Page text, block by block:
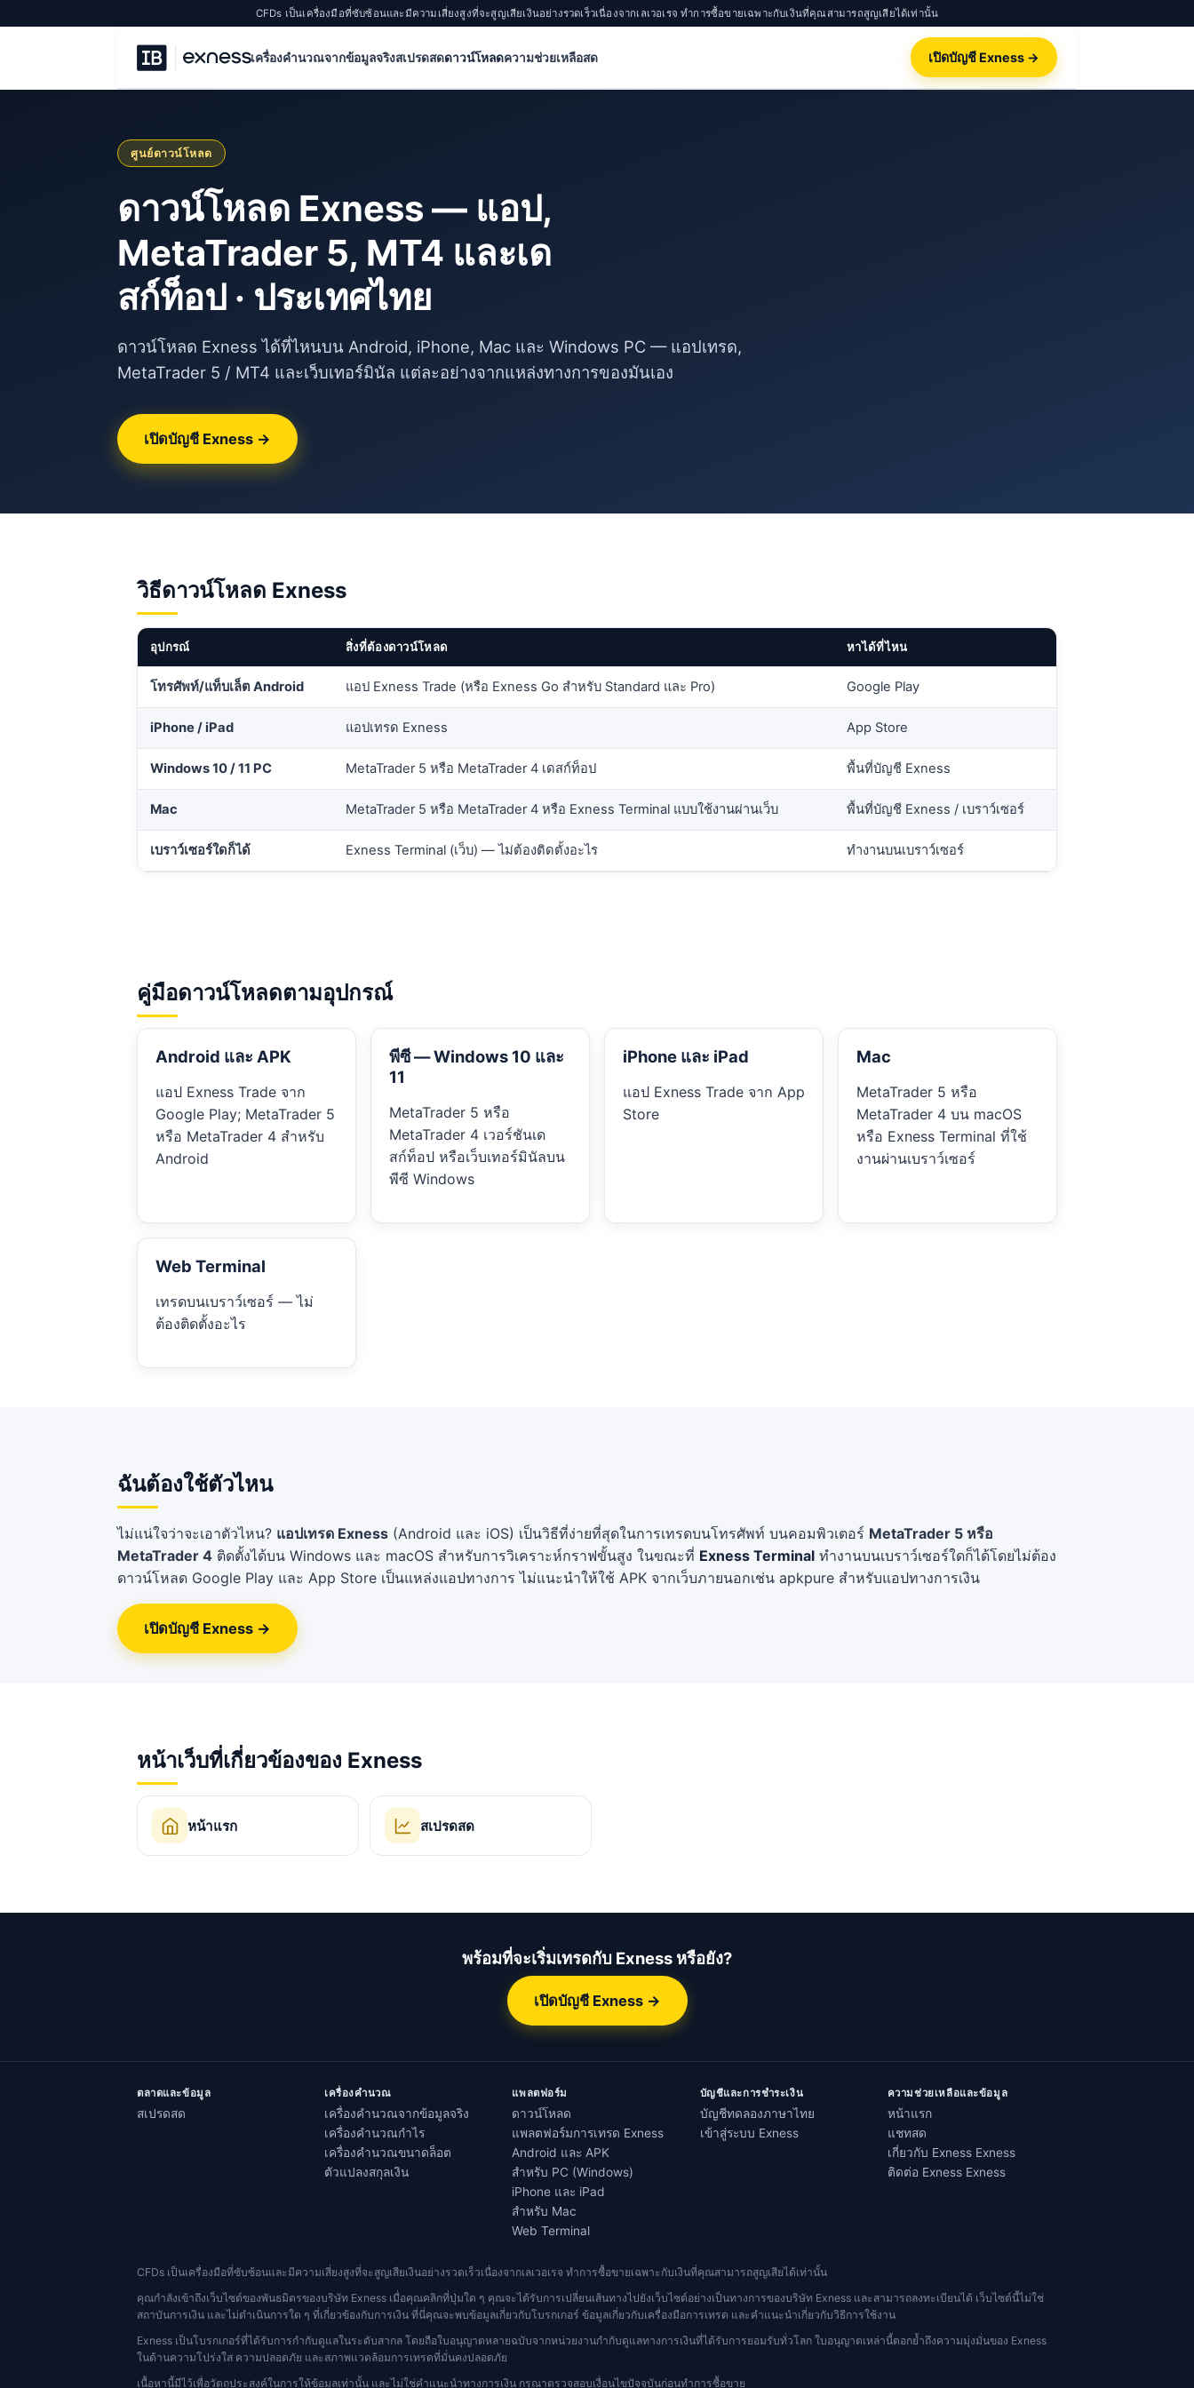
CFDs เป็นเครื่องมือที่ซับซ้อนและมีความเสี่ยงสูงที่จะสูญเสียเงินอย่างรวดเร็วเนื่องจากเลเวอเรจ ทำการซื้อขายเฉพาะกับเงินที่คุณสามารถสูญเสียได้เท่านั้น
เครื่องคำนวณจากข้อมูลจริงสเปรดสดดาวน์โหลดความช่วยเหลือสด เปิดบัญชี Exness →
ศูนย์ดาวน์โหลด
ดาวน์โหลด Exness — แอป,
MetaTrader 5, MT4 และเด
สก์ท็อป · ประเทศไทย
ดาวน์โหลด Exness ได้ที่ไหนบน Android, iPhone, Mac และ Windows PC — แอปเทรด,
MetaTrader 5 / MT4 และเว็บเทอร์มินัล แต่ละอย่างจากแหล่งทางการของมันเอง
เปิดบัญชี Exness →
วิธีดาวน์โหลด Exness
อุปกรณ์ สิ่งที่ต้องดาวน์โหลด หาได้ที่ไหน
โทรศัพท์/แท็บเล็ต Android แอป Exness Trade (หรือ Exness Go สำหรับ Standard และ Pro) Google Play
iPhone / iPad แอปเทรด Exness App Store
Windows 10 / 11 PC MetaTrader 5 หรือ MetaTrader 4 เดสก์ท็อป พื้นที่บัญชี Exness
Mac MetaTrader 5 หรือ MetaTrader 4 หรือ Exness Terminal แบบใช้งานผ่านเว็บ พื้นที่บัญชี Exness / เบราว์เซอร์
เบราว์เซอร์ใดก็ได้ Exness Terminal (เว็บ) — ไม่ต้องติดตั้งอะไร ทำงานบนเบราว์เซอร์
คู่มือดาวน์โหลดตามอุปกรณ์
Android และ APK
แอป Exness Trade จาก
Google Play; MetaTrader 5
หรือ MetaTrader 4 สำหรับ
Android
พีซี — Windows 10 และ
11
MetaTrader 5 หรือ
MetaTrader 4 เวอร์ชันเด
สก์ท็อป หรือเว็บเทอร์มินัลบน
พีซี Windows
iPhone และ iPad
แอป Exness Trade จาก App
Store
Mac
MetaTrader 5 หรือ
MetaTrader 4 บน macOS
หรือ Exness Terminal ที่ใช้
งานผ่านเบราว์เซอร์
Web Terminal
เทรดบนเบราว์เซอร์ — ไม่
ต้องติดตั้งอะไร
ฉันต้องใช้ตัวไหน
ไม่แน่ใจว่าจะเอาตัวไหน? แอปเทรด Exness (Android และ iOS) เป็นวิธีที่ง่ายที่สุดในการเทรดบนโทรศัพท์ บนคอมพิวเตอร์ MetaTrader 5 หรือ
MetaTrader 4 ติดตั้งได้บน Windows และ macOS สำหรับการวิเคราะห์กราฟขั้นสูง ในขณะที่ Exness Terminal ทำงานบนเบราว์เซอร์ใดก็ได้โดยไม่ต้อง
ดาวน์โหลด Google Play และ App Store เป็นแหล่งแอปทางการ ไม่แนะนำให้ใช้ APK จากเว็บภายนอกเช่น apkpure สำหรับแอปทางการเงิน
เปิดบัญชี Exness →
หน้าเว็บที่เกี่ยวข้องของ Exness
หน้าแรก สเปรดสด
พร้อมที่จะเริ่มเทรดกับ Exness หรือยัง?
เปิดบัญชี Exness →
ตลาดและข้อมูล
สเปรดสด
เครื่องคำนวณ
เครื่องคำนวณจากข้อมูลจริง
เครื่องคำนวณกำไร
เครื่องคำนวณขนาดล็อต
ตัวแปลงสกุลเงิน
แพลตฟอร์ม
ดาวน์โหลด
แพลตฟอร์มการเทรด Exness
Android และ APK
สำหรับ PC (Windows)
iPhone และ iPad
สำหรับ Mac
Web Terminal
บัญชีและการชำระเงิน
บัญชีทดลองภาษาไทย
เข้าสู่ระบบ Exness
ความช่วยเหลือและข้อมูล
หน้าแรก
แชทสด
เกี่ยวกับ Exness Exness
ติดต่อ Exness Exness
CFDs เป็นเครื่องมือที่ซับซ้อนและมีความเสี่ยงสูงที่จะสูญเสียเงินอย่างรวดเร็วเนื่องจากเลเวอเรจ ทำการซื้อขายเฉพาะกับเงินที่คุณสามารถสูญเสียได้เท่านั้น
คุณกำลังเข้าถึงเว็บไซต์ของพันธมิตรของบริษัท Exness เมื่อคุณคลิกที่ปุ่มใด ๆ คุณจะได้รับการเปลี่ยนเส้นทางไปยังเว็บไซต์อย่างเป็นทางการของบริษัท Exness และสามารถลงทะเบียนได้ เว็บไซต์นี้ไม่ใช่
สถาบันการเงิน และไม่ดำเนินการใด ๆ ที่เกี่ยวข้องกับการเงิน ที่นี่คุณจะพบข้อมูลเกี่ยวกับโบรกเกอร์ ข้อมูลเกี่ยวกับเครื่องมือการเทรด และคำแนะนำเกี่ยวกับวิธีการใช้งาน
Exness เป็นโบรกเกอร์ที่ได้รับการกำกับดูแลในระดับสากล โดยถือใบอนุญาตหลายฉบับจากหน่วยงานกำกับดูแลทางการเงินที่ได้รับการยอมรับทั่วโลก ใบอนุญาตเหล่านี้ตอกย้ำถึงความมุ่งมั่นของ Exness
ในด้านความโปร่งใส ความปลอดภัย และสภาพแวดล้อมการเทรดที่มั่นคงปลอดภัย
เนื้อหานี้มีไว้เพื่อวัตถุประสงค์ในการให้ข้อมูลเท่านั้น และไม่ใช่คำแนะนำทางการเงิน กรุณาตรวจสอบเงื่อนไขปัจจุบันก่อนทำการซื้อขาย